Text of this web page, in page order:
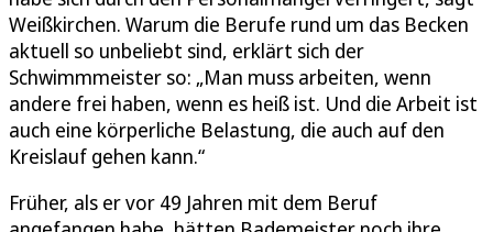
Weißkirchen. Warum die Berufe rund um das Becken
aktuell so unbeliebt sind, erklärt sich der
Schwimmmeister so: „Man muss arbeiten, wenn
andere frei haben, wenn es heiß ist. Und die Arbeit ist
auch eine körperliche Belastung, die auch auf den
Kreislauf gehen kann.“
Früher, als er vor 49 Jahren mit dem Beruf